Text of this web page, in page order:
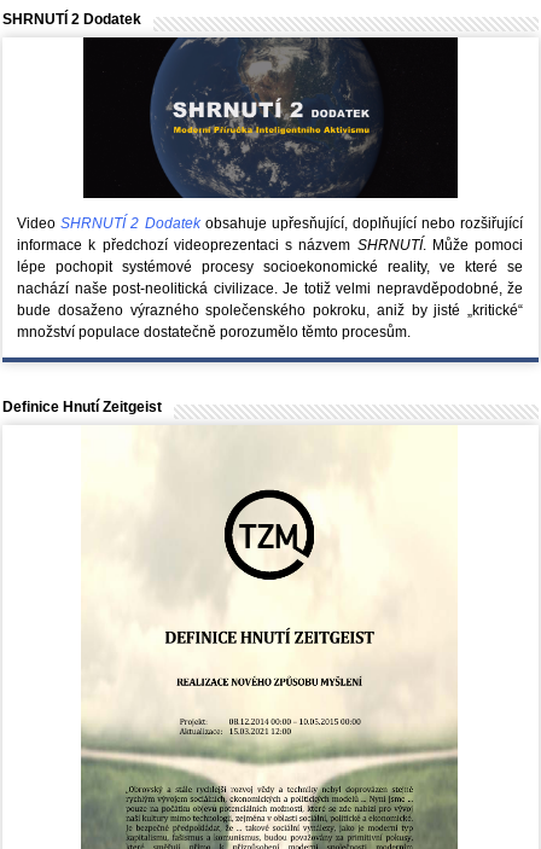
SHRNUTÍ 2 Dodatek
VideoSHRNUTÍ 2 Dodatekobsahuje upřesňující, doplňující nebo rozšiřující
informace k předchozí videoprezentaci s názvem SHRNUTÍ. Může pomoci
lépe pochopit systémové procesy socioekonomické reality, ve které se
nachází naše post-neolitická civilizace. Je totiž velmi nepravděpodobné, že
bude dosaženo výrazného společenského pokroku, aniž by jisté „kritické“
množství populace dostatečně porozumělo těmto procesům.
Definice Hnutí Zeitgeist